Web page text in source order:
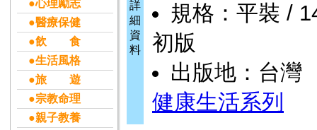
●心理勵志
●醫療保健
●飲 食
●生活風格
●旅 遊
●宗教命理
●親子教養
詳
細
資
料
規格：平裝 /
初版
出版地：台灣
健康生活系列